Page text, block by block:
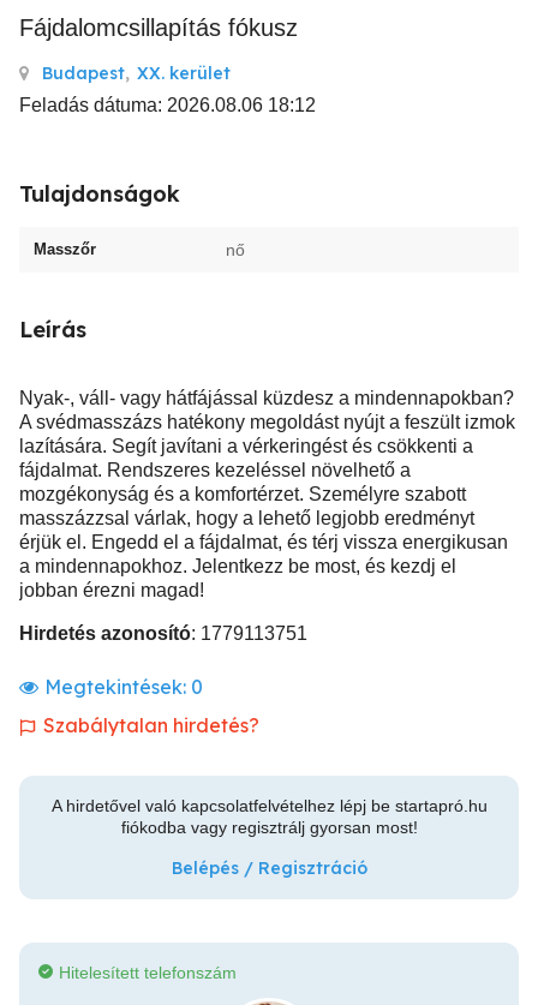
Fájdalomcsillapítás fókusz
Budapest, XX. kerület
Feladás dátuma: 2026.08.06 18:12
Tulajdonságok
Masszőr nő
Leírás
Nyak-, váll- vagy hátfájással küzdesz a mindennapokban?
A svédmasszázs hatékony megoldást nyújt a feszült izmok
lazítására. Segít javítani a vérkeringést és csökkenti a
fájdalmat. Rendszeres kezeléssel növelhető a
mozgékonyság és a komfortérzet. Személyre szabott
masszázzsal várlak, hogy a lehető legjobb eredményt
érjük el. Engedd el a fájdalmat, és térj vissza energikusan
a mindennapokhoz. Jelentkezz be most, és kezdj el
jobban érezni magad!
Hirdetés azonosító: 1779113751
Megtekintések: 0
Szabálytalan hirdetés?
A hirdetővel való kapcsolatfelvételhez lépj be startapró.hu
fiókodba vagy regisztrálj gyorsan most!
Belépés / Regisztráció
Hitelesített telefonszám